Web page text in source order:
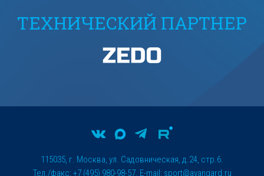
ТЕХНИЧЕСКИЙ ПАРТНЕР
115035, г. Москва, ул. Садовническая, д.24, стр.6.
Тел./факс: +7 (495) 980-98-57. E-mail: sport@avangard.ru